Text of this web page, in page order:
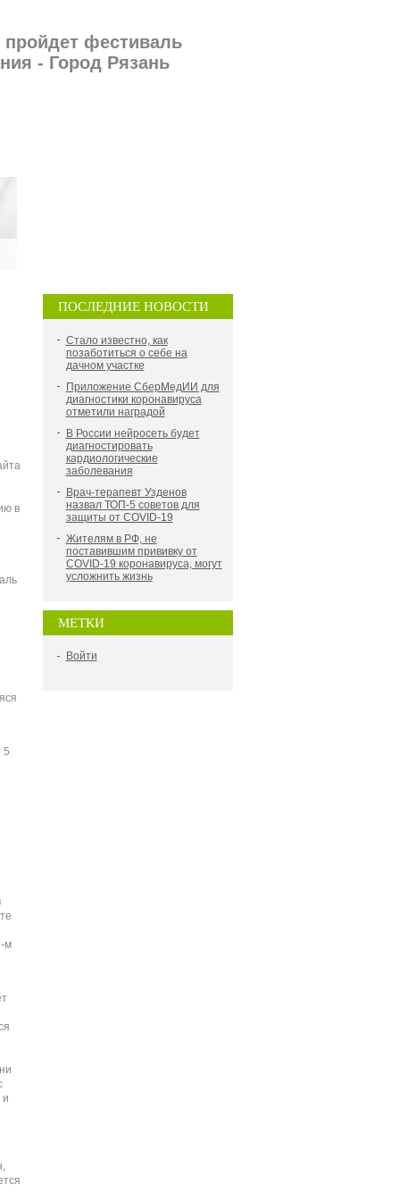
фестиваль
- Город Рязань
ПОСЛЕДНИЕ НОВОСТИ
Стало известно, как
позаботиться о себе на
дачном участке
Приложение СберМедИИ для
диагностики коронавируса
отметили наградой
В России нейросеть будет
диагностировать
кардиологические
заболевания
Врач-терапевт Узденов
назвал ТОП-5 советов для
защиты от COVID-19
Жителям в РФ, не
поставившим прививку от
COVID-19 коронавируса, могут
усложнить жизнь
МЕТКИ
Войти
в
5
м
и